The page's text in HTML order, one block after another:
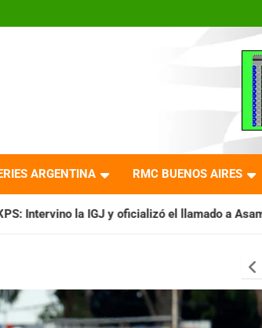
del
ARGENTINA RMC BUENOS AIRES
el llamado a Asamblea General Ordinaria